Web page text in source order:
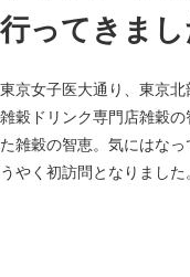
行ってきまし
東京女子医大通り、東京
雑穀ドリンク専門店雑穀
た雑穀の智恵。気にはな
うやく初訪問となりまし